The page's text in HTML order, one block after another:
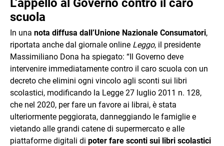
L’appello al Governo contro il caro
scuola
In una nota diffusa dall’Unione Nazionale Consumatori,
riportata anche dal giornale online Leggo, il presidente
Massimiliano Dona ha spiegato: “Il Governo deve
intervenire immediatamente contro il caro scuola con un
decreto che elimini ogni vincolo agli sconti sui libri
scolastici, modificando la Legge 27 luglio 2011 n. 128,
che nel 2020, per fare un favore ai librai, è stata
ulteriormente peggiorata, danneggiando le famiglie e
vietando alle grandi catene di supermercato e alle
piattaforme digitali di poter fare sconti sui libri scolastici